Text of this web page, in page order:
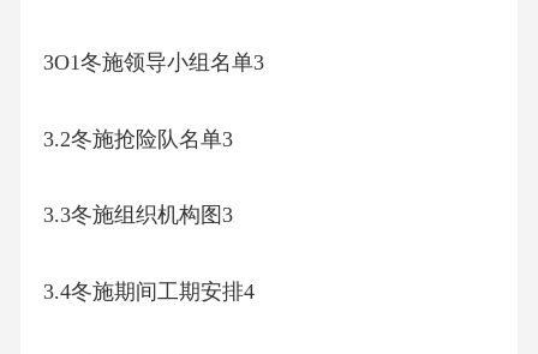
3O1冬施领导小组名单3
3.2冬施抢险队名单3
3.3冬施组织机构图3
3.4冬施期间工期安排4